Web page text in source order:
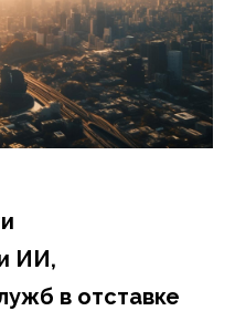
ИИ,
в отставке